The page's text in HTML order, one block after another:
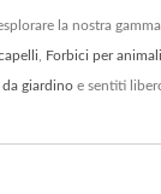
la nostra
Forbici per
da giardino e sentiti